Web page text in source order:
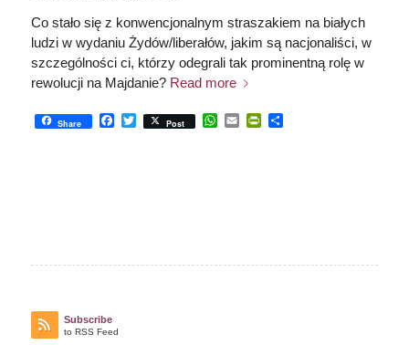
Co stało się z konwencjonalnym straszakiem na białych
ludzi w wydaniu Żydów/liberałów, jakim są nacjonaliści, w
szczególności ci, którzy odegrali tak prominentną rolę w
rewolucji na Majdanie? Read more
Share Facebook
Twitter
Post WhatsApp
EmailPrintFriendly
Share
Subscribe
to RSS Feed